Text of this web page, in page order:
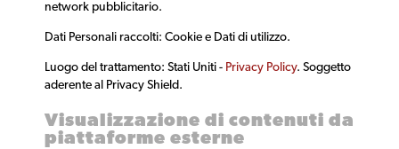
network pubblicitario.
Dati Personali raccolti: Cookie e Dati di utilizzo.
Luogo del trattamento: Stati Uniti - Privacy Policy. Soggetto
aderente al Privacy Shield.
Visualizzazione di contenuti da
piattaforme esterne